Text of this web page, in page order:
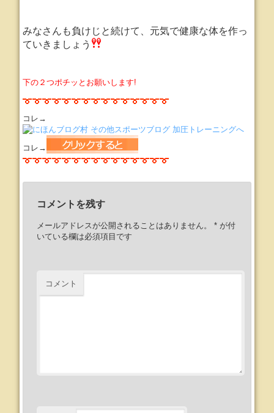
みなさんも負けじと続けて、元気で健康な体を作っ
ていきましょう
下の２つポチッとお願いします!
コレ→
コレ→
コメントを残す
メールアドレスが公開されることはありません。 *が付
いている欄は必須項目です
コメント